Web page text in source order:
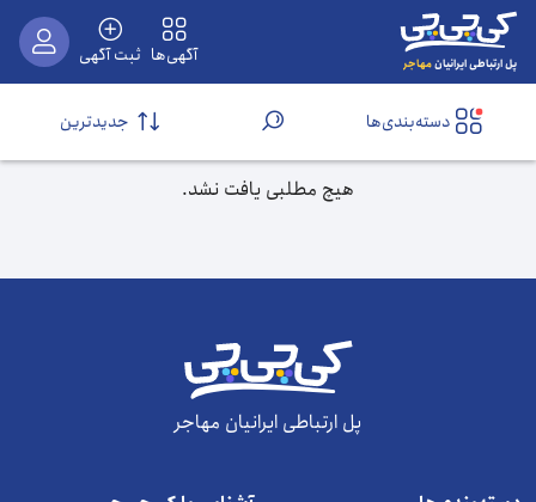
پل ارتباطی ایرانیانمهاجر آگهی‌ها ثبت آگهی
دسته‌بندی‌ها جدیدترین
هیچ مطلبی یافت نشد.
پل ارتباطی ایرانیان مهاجر